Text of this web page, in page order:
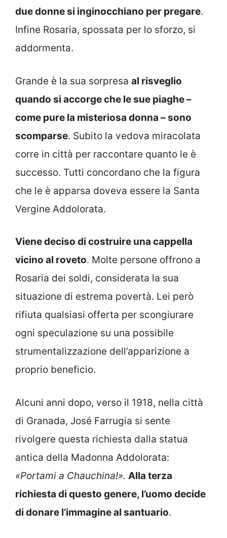
due donne si inginocchiano per pregare.
Infine Rosaria, spossata per lo sforzo, si
addormenta.
Grande è la sua sorpresa al risveglio
quando si accorge che le sue piaghe –
come pure la misteriosa donna – sono
scomparse. Subito la vedova miracolata
corre in città per raccontare quanto le è
successo. Tutti concordano che la figura
che le è apparsa doveva essere la Santa
Vergine Addolorata.
Viene deciso di costruire una cappella
vicino al roveto. Molte persone offrono a
Rosaria dei soldi, considerata la sua
situazione di estrema povertà. Lei però
rifiuta qualsiasi offerta per scongiurare
ogni speculazione su una possibile
strumentalizzazione dell’apparizione a
proprio beneficio.
Alcuni anni dopo, verso il 1918, nella città
di Granada, José Farrugia si sente
rivolgere questa richiesta dalla statua
antica della Madonna Addolorata:
«Portami a Chauchina!». Alla terza
richiesta di questo genere, l’uomo decide
di donare l’immagine al santuario.